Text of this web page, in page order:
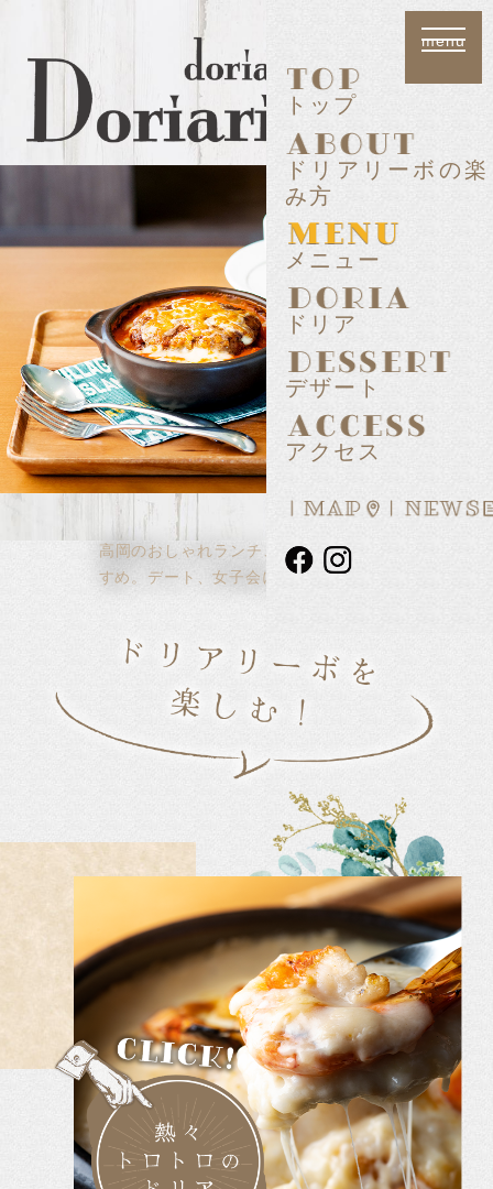
トップ
ドリアリーボの
み方
メニュー
ドリア
デザート
アクセス
高岡のおしゃれランチ、ディナーにおす
すめ。デート、女子会に人気